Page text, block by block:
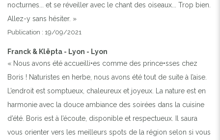
nocturnes... et se réveiller avec le chant des oiseaux... Trop bien.
Allez-y sans hésiter. »
Publication : 19/09/2021
Franck & Klëpta - Lyon - Lyon
« Nous avons été accueilli•es comme des prince•sses chez
Boris ! Naturistes en herbe, nous avons été tout de suite à l’aise.
L’endroit est somptueux, chaleureux et joyeux. La nature est en
harmonie avec la douce ambiance des soirées dans la cuisine
d’été. Boris est à l’écoute, disponible et respectueux. Il saura
vous orienter vers les meilleurs spots de la région selon si vous